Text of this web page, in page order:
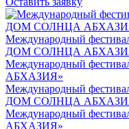
Международный
ДОМ СОЛНЦА
Международный
АБХАЗИЯ»
Международный
ДОМ СОЛНЦА
Международный
АБХАЗИЯ»